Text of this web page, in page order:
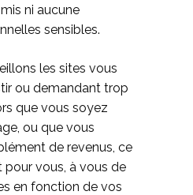
ni aucune
sensibles.
les sites vous
ou demandant trop
que vous soyez
ou que vous
de revenus, ce
vous, à vous de
en fonction de vos